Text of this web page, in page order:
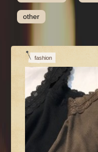
other
fashion